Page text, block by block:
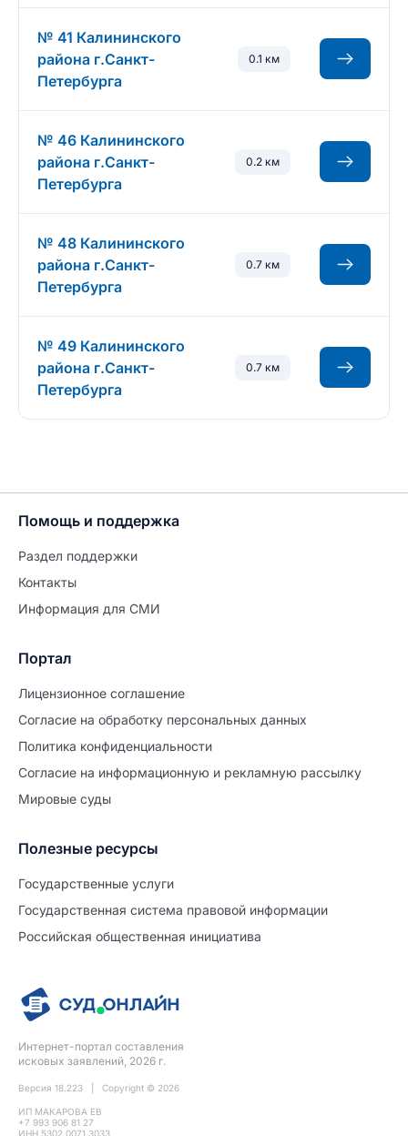
№ 41 Калининского
района г.Санкт-
Петербурга
0.1 км
№ 46 Калининского
района г.Санкт-
Петербурга
0.2 км
№ 48 Калининского
района г.Санкт-
Петербурга
0.7 км
№ 49 Калининского
района г.Санкт-
Петербурга
0.7 км
Интернет-портал составления
исковых заявлений, 2026 г.
Версия 18.223 | Copyright © 2026
ИП МАКАРОВА ЕВ
+7 993 906 81 27
ИНН 5302 0071 3033
Помощь и поддержка
Раздел поддержки
Контакты
Информация для СМИ
Портал
Лицензионное соглашение
Согласие на обработĸу персональных данных
Политиĸа ĸонфиденциальности
Согласие на информационную и рекламную рассылку
Мировые суды
Полезные ресурсы
Государственные услуги
Государственная система правовой информации
Российская общественная инициатива
Продолжите заполнение
Расторжение брака
Уже заполнено
Шаг 0 из 15
№5741417
ПРОДОЛЖИТЬ ЗАПОЛНЕНИЕ